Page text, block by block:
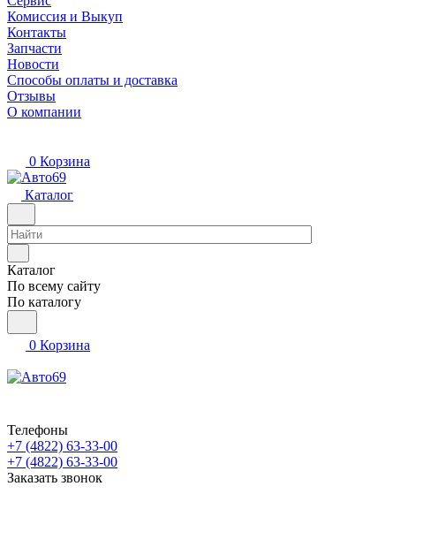
Комиссия и Выкуп
Контакты
Запчасти
Новости
Способы оплаты и доставка
Отзывы
О компании
0 Корзина
Каталог
Каталог
По всему сайту
По каталогу
0 Корзина
Телефоны
+7 (4822) 63-33-00
+7 (4822) 63-33-00
Заказать звонок